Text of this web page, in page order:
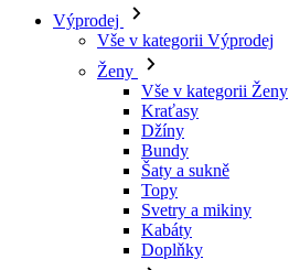
Výprodej
Vše v kategorii Výprodej
Ženy
Vše v kategorii Ženy
Kraťasy
Džíny
Bundy
Šaty a sukně
Topy
Svetry a mikiny
Kabáty
Doplňky